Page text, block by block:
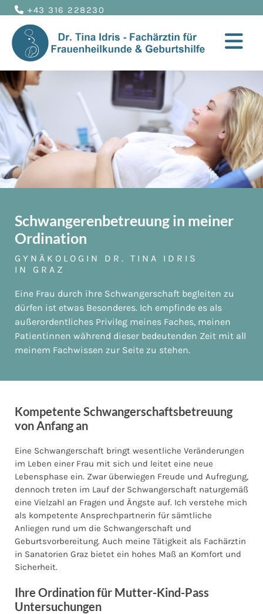
 +43 316 228230
Schwangerenbetreuung in meiner
Ordination
GYNÄKOLOGIN DR. TINA IDRIS
IN GRAZ
Eine Frau durch ihre Schwangerschaft begleiten zu
dürfen ist etwas Besonderes. Ich empfinde es als
außerordentliches Privileg meines Faches, meinen
Patientinnen während dieser bedeutenden Zeit mit all
meinem Fachwissen zur Seite zu stehen.
Kompetente Schwangerschaftsbetreuung
von Anfang an
Eine Schwangerschaft bringt wesentliche Veränderungen
im Leben einer Frau mit sich und leitet eine neue
Lebensphase ein. Zwar überwiegen Freude und Aufregung,
dennoch treten im Lauf der Schwangerschaft naturgemäß
eine Vielzahl an Fragen und Ängste auf. Ich verstehe mich
als kompetente Ansprechpartnerin für sämtliche
Anliegen rund um die Schwangerschaft und
Geburtsvorbereitung. Auch meine Tätigkeit als Fachärztin
in Sanatorien Graz bietet ein hohes Maß an Komfort und
Sicherheit.
Ihre Ordination für Mutter-Kind-Pass
Untersuchungen